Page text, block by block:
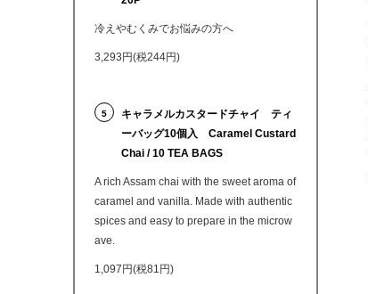
冷えやむくみでお悩みの方へ
3,293円(税244円)
5
キャラメルカスタードチャイ ティ
ーバッグ10個入 Caramel Custard
Chai / 10 TEA BAGS
A rich Assam chai with the sweet aroma of
caramel and vanilla. Made with authentic
spices and easy to prepare in the microw
ave.
1,097円(税81円)